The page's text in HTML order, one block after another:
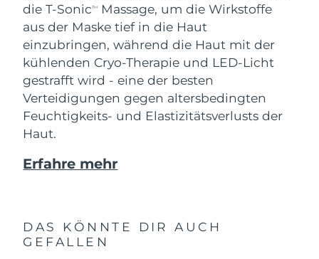
die T-SonicTM
Massage, um die Wirkstoffe
aus der Maske tief in die Haut
einzubringen, während die Haut mit der
kühlenden Cryo-Therapie und LED-Licht
gestrafft wird - eine der besten
Verteidigungen gegen altersbedingten
Feuchtigkeits- und Elastizitätsverlusts der
Haut.
Erfahre mehr
DAS KÖNNTE DIR AUCH
GEFALLEN